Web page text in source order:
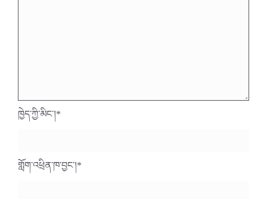
ཁྱེད་ཀྱི་མིང་།*
གློག་འཕྲིན་ཁ་བྱང་།*